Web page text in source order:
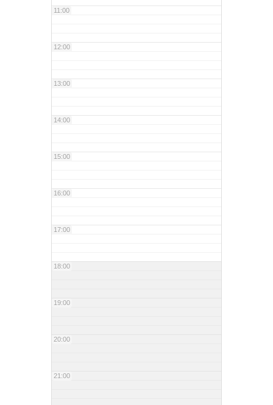
11:00
12:00
13:00
14:00
15:00
16:00
17:00
18:00
19:00
20:00
21:00